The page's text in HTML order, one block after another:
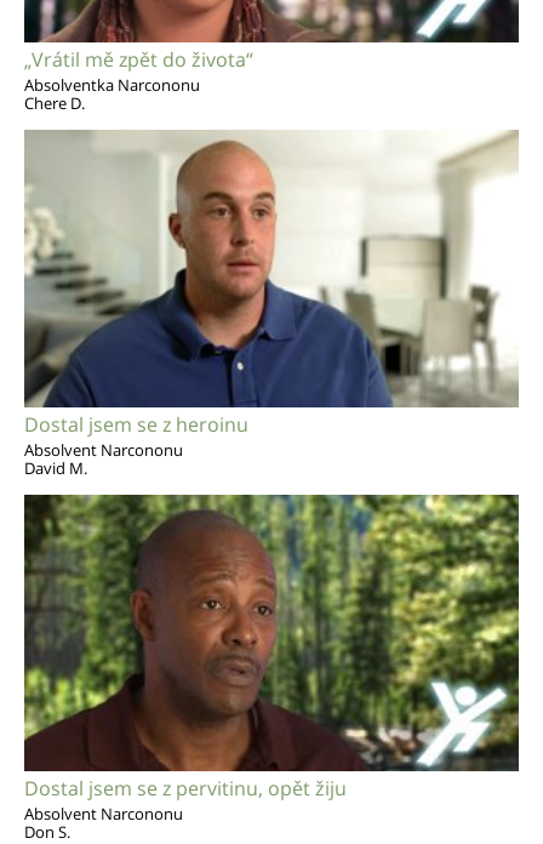
„Vrátil mě zpět do života“
Absolventka Narcononu
Chere D.
Dostal jsem se z heroinu
Absolvent Narcononu
David M.
Dostal jsem se z pervitinu, opět žiju
Absolvent Narcononu
Don S.